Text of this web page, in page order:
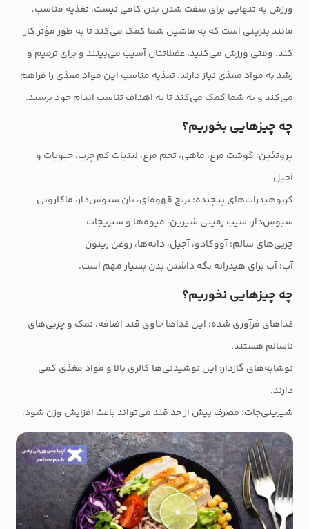
ورزش به تنهایی برای سفت شدن بدن کافی نیست. تغذیه مناسب،
مانند بنزینی است که به ماشین شما کمک می‌کند تا به طور مؤثر کار
کند. وقتی ورزش می‌کنید، عضلاتتان آسیب می‌بینند و برای ترمیم و
رشد به مواد مغذی نیاز دارند. تغذیه مناسب این مواد مغذی را فراهم
می‌کند و به شما کمک می‌کند تا به اهداف تناسب اندام خود برسید.
چه چیزهایی بخوریم؟
پروتئین: گوشت مرغ، ماهی، تخم مرغ، لبنیات کم چرب، حبوبات و
آجیل
کربوهیدرات‌های پیچیده: برنج قهوه‌ای، نان سبوس‌دار، ماکارونی
سبوس‌دار، سیب زمینی شیرین، میوه‌ها و سبزیجات
چربی‌های سالم: آووکادو، آجیل، دانه‌ها، روغن زیتون
آب: آب برای هیدراته نگه داشتن بدن بسیار مهم است.
چه چیزهایی نخوریم؟
غذاهای فرآوری شده: این غذاها حاوی قند اضافه، نمک و چربی‌های
ناسالم هستند.
نوشابه‌های گازدار: این نوشیدنی‌ها کالری بالا و مواد مغذی کمی
دارند.
شیرینی‌جات: مصرف بیش از حد قند می‌تواند باعث افزایش وزن شود.